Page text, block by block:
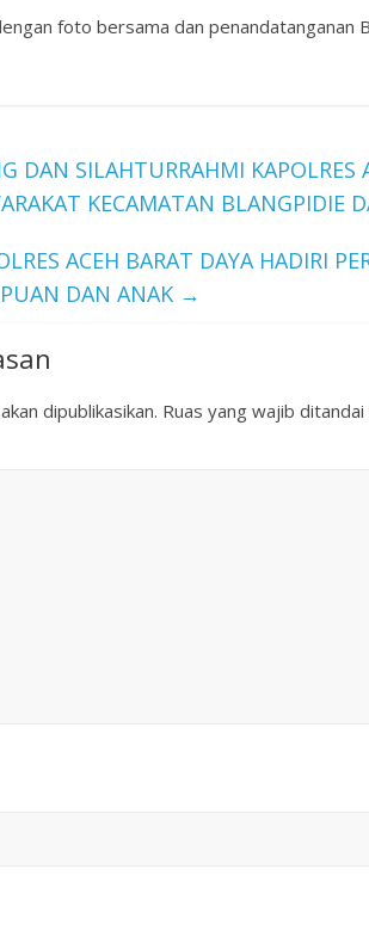
foto bersama dan penandatanganan
DAN SILAHTURRAHMI KAPOLRES
KECAMATAN BLANGPIDIE
ACEH BARAT DAYA HADIRI
DAN ANAK →
dipublikasikan. Ruas yang wajib ditandai